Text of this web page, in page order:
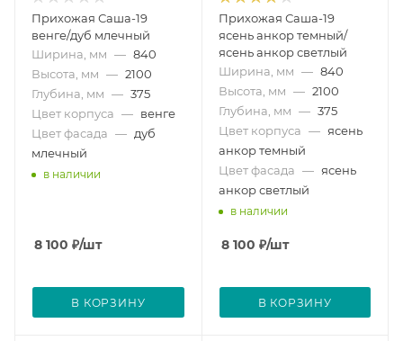
Прихожая Саша-19
венге/дуб млечный
Ширина, мм — 840
Высота, мм — 2100
Глубина, мм — 375
Цвет корпуса — венге
Цвет фасада — дуб
млечный
в наличии
8 100 ₽/шт
В КОРЗИНУ
Прихожая Саша-19
ясень анкор темный/
ясень анкор светлый
Ширина, мм — 840
Высота, мм — 2100
Глубина, мм — 375
Цвет корпуса — ясень
анкор темный
Цвет фасада — ясень
анкор светлый
в наличии
8 100 ₽/шт
В КОРЗИНУ